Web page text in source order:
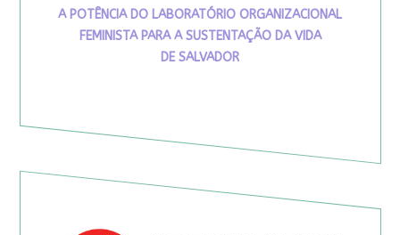
A POTÊNCIA DO LABORATÓRIO ORGANIZACIONAL
FEMINISTA PARA A SUSTENTAÇÃO DA VIDA
DE SALVADOR